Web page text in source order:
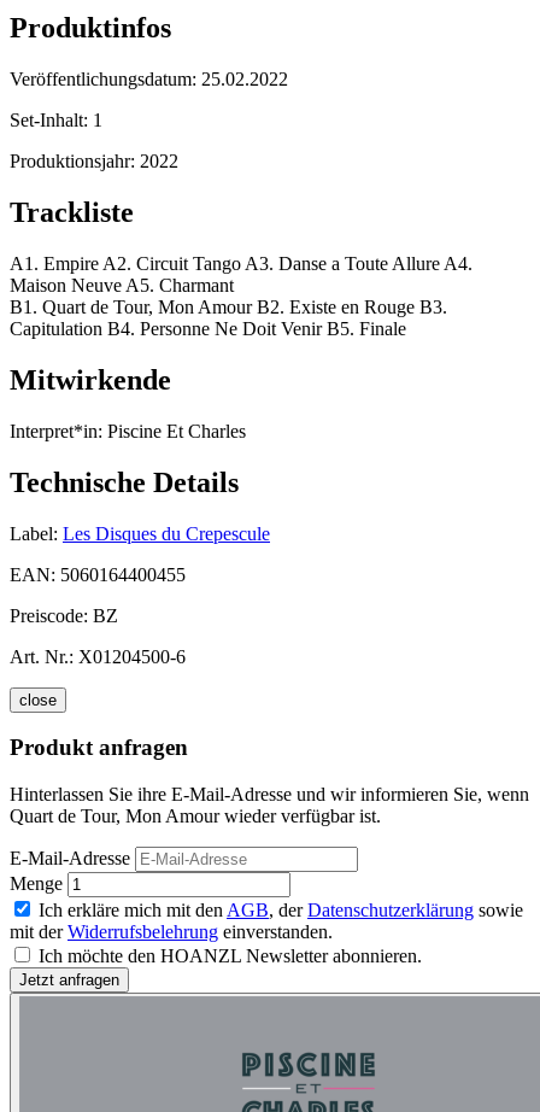
Produktinfos
Veröffentlichungsdatum: 25.02.2022
Set-Inhalt: 1
Produktionsjahr: 2022
Trackliste
A1. Empire A2. Circuit Tango A3. Danse a Toute Allure A4.
Maison Neuve A5. Charmant
B1. Quart de Tour, Mon Amour B2. Existe en Rouge B3.
Capitulation B4. Personne Ne Doit Venir B5. Finale
Mitwirkende
Interpret*in: Piscine Et Charles
Technische Details
Label: Les Disques du Crepescule
EAN: 5060164400455
Preiscode: BZ
Art. Nr.: X01204500-6
close
Produkt anfragen
Hinterlassen Sie ihre E-Mail-Adresse und wir informieren Sie, wenn
Quart de Tour, Mon Amour wieder verfügbar ist.
E-Mail-Adresse
Menge
Ich erkläre mich mit den AGB, derDatenschutzerklärung sowie
mit derWiderrufsbelehrung einverstanden.
Ich möchte den HOANZL Newsletter abonnieren.